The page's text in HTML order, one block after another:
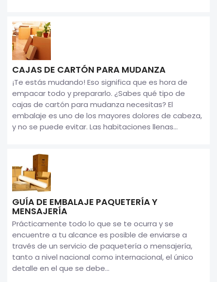
CAJAS DE CARTÓN PARA MUDANZA
¡Te estás mudando! Eso significa que es hora de
empacar todo y prepararlo. ¿Sabes qué tipo de
cajas de cartón para mudanza necesitas? El
embalaje es uno de los mayores dolores de cabeza,
y no se puede evitar. Las habitaciones llenas...
GUÍA DE EMBALAJE PAQUETERÍA Y
MENSAJERÍA
Prácticamente todo lo que se te ocurra y se
encuentre a tu alcance es posible de enviarse a
través de un servicio de paquetería o mensajería,
tanto a nivel nacional como internacional, el único
detalle en el que se debe...